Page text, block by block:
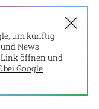
um künftig
News
Link öffnen und
bei Google